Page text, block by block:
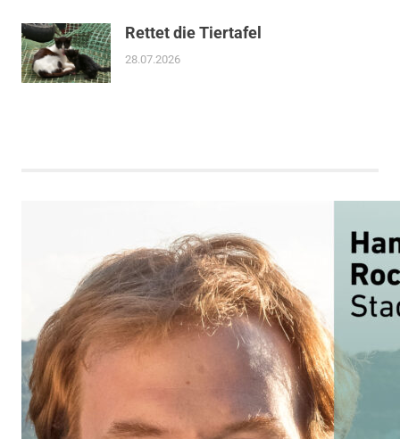
Rettet die Tiertafel
28.07.2026